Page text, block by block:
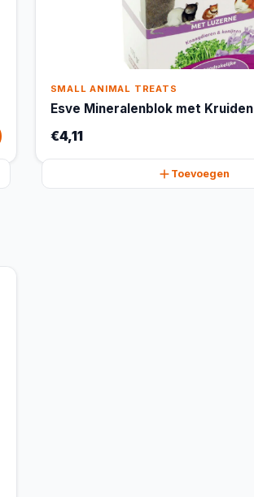
SMALL ANIMAL TREATS
Esve Mineralenblok met Kruiden
€4,11
Toevoegen